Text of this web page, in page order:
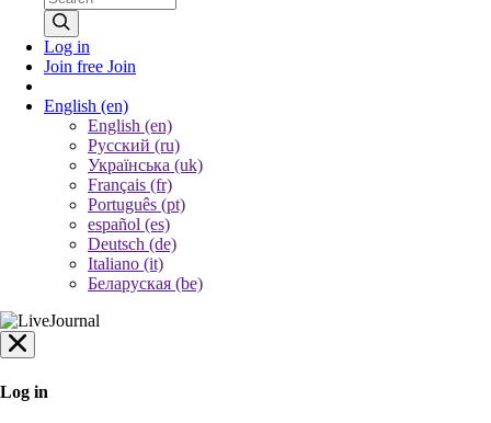
Log in
Join free Join
English (en)
English (en)
Русский (ru)
Українська (uk)
Français (fr)
Português (pt)
español (es)
Deutsch (de)
Italiano (it)
Беларуская (be)
Log in